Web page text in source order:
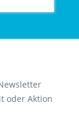
oder Aktion